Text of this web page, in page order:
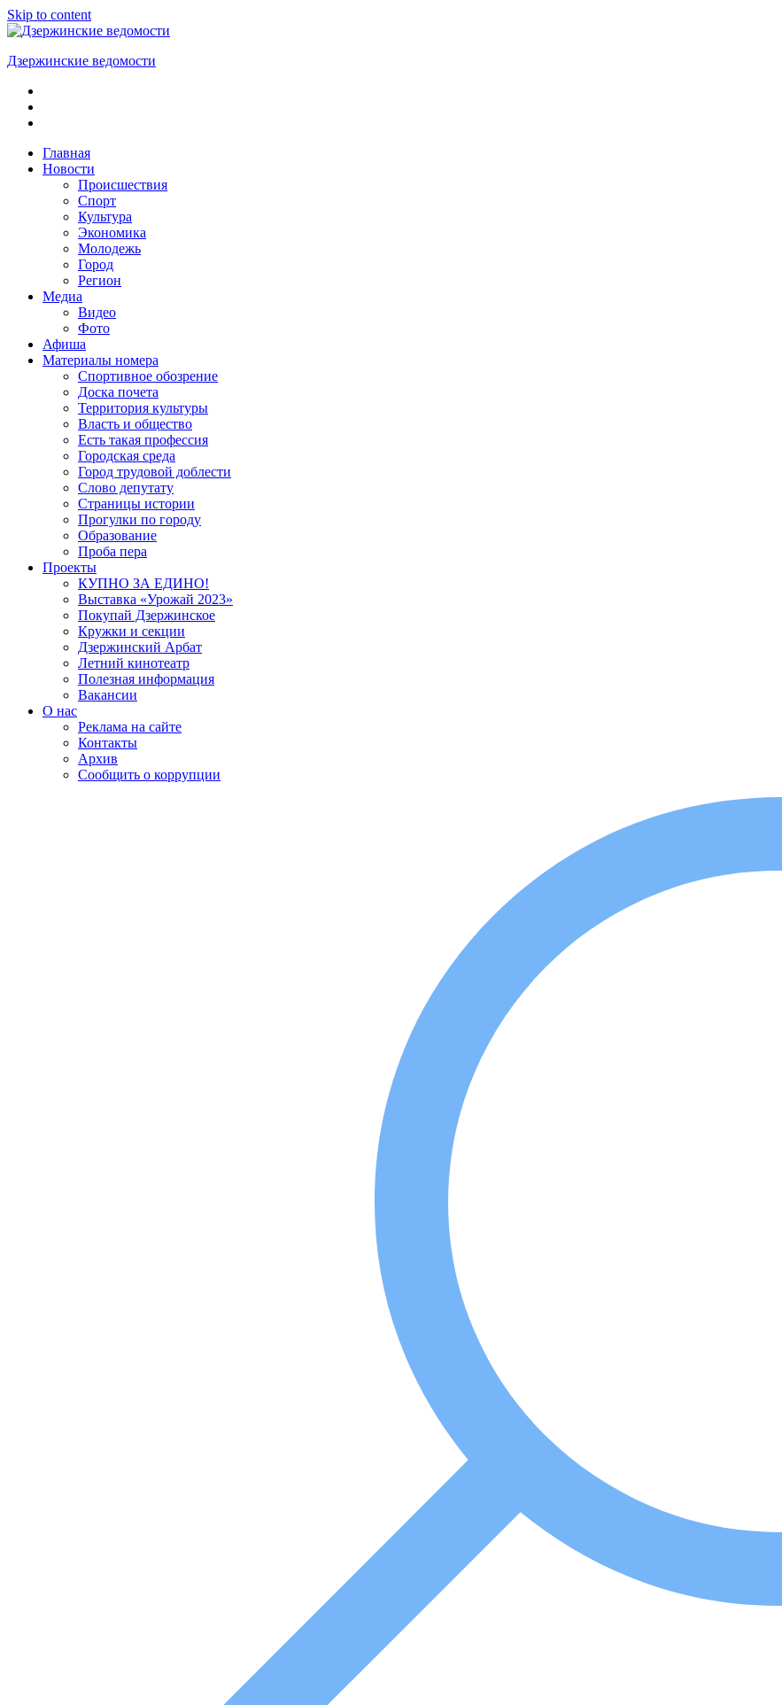
Skip to content
Дзержинские ведомости
ОБЩЕСТВЕННО-
ПОЛИТИЧЕСКАЯ
ГАЗЕТАГлавная
Новости
Происшествия
Спорт
Культура
Экономика
Молодежь
Город
Регион
Медиа
Видео
Фото
Афиша
Материалы номера
Спортивное обозрение
Доска почета
Территория культуры
Власть и общество
Есть такая профессия
Городская среда
Город трудовой доблести
Слово депутату
Страницы истории
Прогулки по городу
Образование
Проба пера
Проекты
КУПНО ЗА ЕДИНО!
Выставка «Урожай 2023»
Покупай Дзержинское
Кружки и секции
Дзержинский Арбат
Летний кинотеатр
Полезная информация
Вакансии
О нас
Реклама на сайте
Контакты
Архив
Сообщить о коррупции